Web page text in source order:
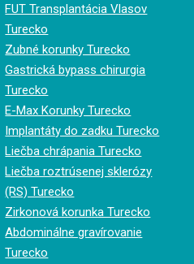
FUT Transplantácia Vlasov
Turecko
Zubné korunky Turecko
Gastrická bypass chirurgia
Turecko
E-Max Korunky Turecko
Implantáty do zadku Turecko
Liečba chrápania Turecko
Liečba roztrúsenej sklerózy
(RS) Turecko
Zirkonová korunka Turecko
Abdominálne gravírovanie
Turecko